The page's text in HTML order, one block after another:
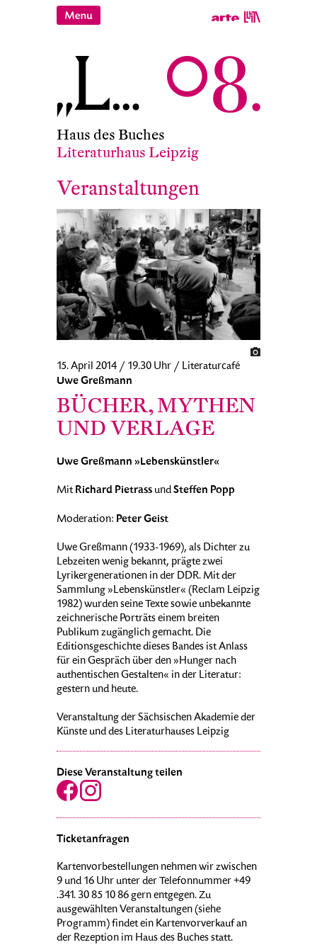
Haus des Buches
Literaturhaus Leipzig
Veranstaltungen
15. April 2014 / 19.30 Uhr / Literaturcafé
Uwe Greßmann
BÜCHER, MYTHEN
UND VERLAGE
Uwe Greßmann »Lebenskünstler«
MitRichard Pietrass undSteffen Popp
Moderation: Peter Geist
Uwe Greßmann (1933-1969), als Dichter zu
Lebzeiten wenig bekannt, prägte zwei
Lyrikergenerationen in der DDR. Mit der
Sammlung »Lebenskünstler« (Reclam Leipzig
1982) wurden seine Texte sowie unbekannte
zeichnerische Porträts einem breiten
Publikum zugänglich gemacht. Die
Editionsgeschichte dieses Bandes ist Anlass
für ein Gespräch über den »Hunger nach
authentischen Gestalten« in der Literatur:
gestern und heute.
Veranstaltung der Sächsischen Akademie der
Künste und des Literaturhauses Leipzig
Diese Veranstaltung teilen
Ticketanfragen
Kartenvorbestellungen nehmen wir zwischen
9 und 16 Uhr unter der Telefonnummer +49
.341. 30 85 10 86 gern entgegen. Zu
ausgewählten Veranstaltungen (siehe
Programm) findet ein Kartenvorverkauf an
der Rezeption im Haus des Buches statt.